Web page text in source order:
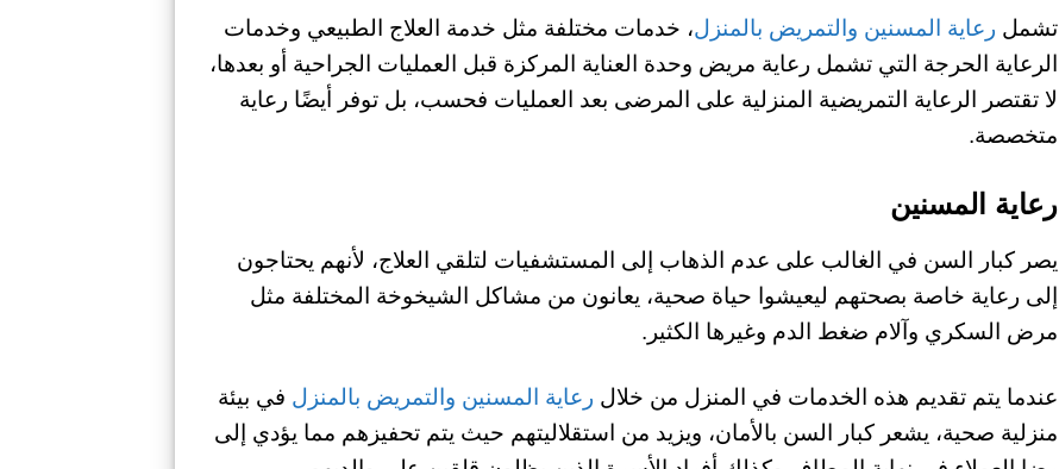
تشمل رعاية المسنين والتمريض بالمنزل، خدمات مختلفة مثل خدمة العلاج الطبيعي وخدمات
الرعاية الحرجة التي تشمل رعاية مريض وحدة العناية المركزة قبل العمليات الجراحية أو بعدها،
لا تقتصر الرعاية التمريضية المنزلية على المرضى بعد العمليات فحسب، بل توفر أيضًا رعاية
متخصصة.
رعاية المسنين
يصر كبار السن في الغالب على عدم الذهاب إلى المستشفيات لتلقي العلاج، لأنهم يحتاجون
إلى رعاية خاصة بصحتهم ليعيشوا حياة صحية، يعانون من مشاكل الشيخوخة المختلفة مثل
مرض السكري وآلام ضغط الدم وغيرها الكثير.
عندما يتم تقديم هذه الخدمات في المنزل من خلال رعاية المسنين والتمريض بالمنزل في بيئة
منزلية صحية، يشعر كبار السن بالأمان، ويزيد من استقلاليتهم حيث يتم تحفيزهم مما يؤدي إلى